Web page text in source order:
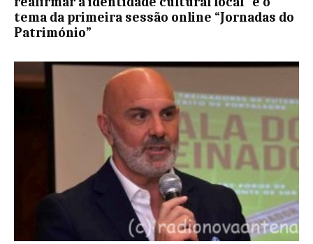
tema da primeira sessão online “Jornadas do
Património”